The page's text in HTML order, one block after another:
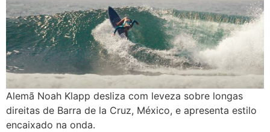
Alemã Noah Klapp desliza com leveza sobre longas
direitas de Barra de la Cruz, México, e apresenta estilo
encaixado na onda.